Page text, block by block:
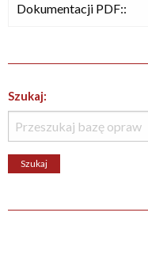
Dokumentacji PDF::
Szukaj: